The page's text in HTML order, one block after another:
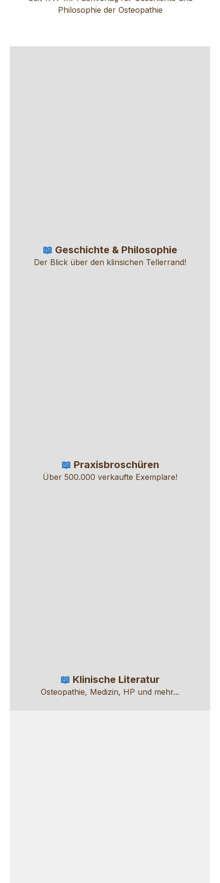
Philosophie der Osteopathie
📖 Geschichte & Philosophie
Der Blick über den klinsichen Tellerrand!
📖 Praxisbroschüren
Über 500.000 verkaufte Exemplare!
📖 Klinische Literatur
Osteopathie, Medizin, HP und mehr...